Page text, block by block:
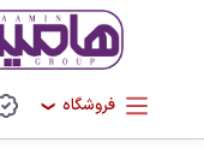
فروشگاه ❯